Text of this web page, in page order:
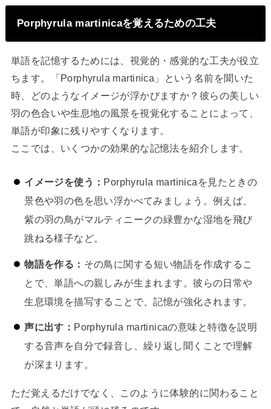
Porphyrula martinicaを覚えるための工夫
単語を記憶するためには、視覚的・感覚的な工夫が役立
ちます。「Porphyrula martinica」という名前を聞いた
時、どのようなイメージが浮かびますか？彼らの美しい
羽の色合いや生息地の風景を視覚化することによって、
単語が印象に残りやすくなります。
ここでは、いくつかの効果的な記憶法を紹介します。
イメージを使う： Porphyrula martinicaを見たときの
景色や羽の色を思い浮かべてみましょう。例えば、
紫の羽の鳥がマルティニークの緑豊かな湿地を飛び
跳ねる様子など。
物語を作る： その鳥に関する短い物語を作成するこ
とで、単語への親しみが生まれます。彼らの日常や
生息環境を描写することで、記憶が強化されます。
声に出す： Porphyrula martinicaの意味と特徴を説明
する音声を自分で録音し、繰り返し聞くことで理解
が深まります。
ただ覚えるだけでなく、このように体験的に関わること